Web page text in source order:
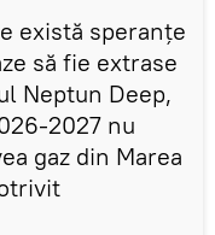
există speranţe
să fie extrase
Neptun Deep,
2027 nu
gaz din Marea